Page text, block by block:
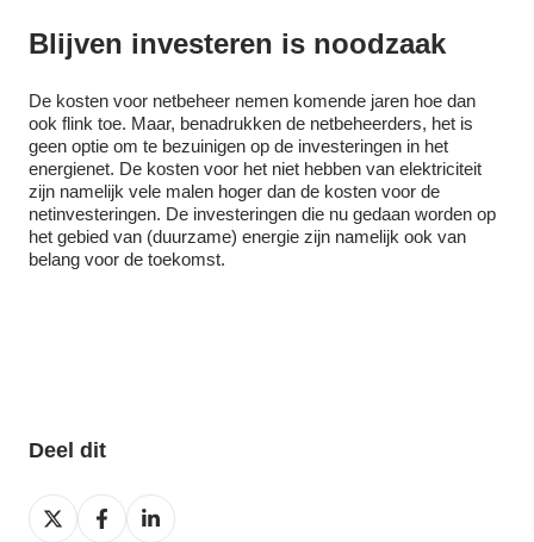
Blijven investeren is noodzaak
De kosten voor netbeheer nemen komende jaren hoe dan
ook flink toe. Maar, benadrukken de netbeheerders, het is
geen optie om te bezuinigen op de investeringen in het
energienet. De kosten voor het niet hebben van elektriciteit
zijn namelijk vele malen hoger dan de kosten voor de
netinvesteringen. De investeringen die nu gedaan worden op
het gebied van (duurzame) energie zijn namelijk ook van
belang voor de toekomst.
Deel dit
Deel
op
Deel
op
Deel
op